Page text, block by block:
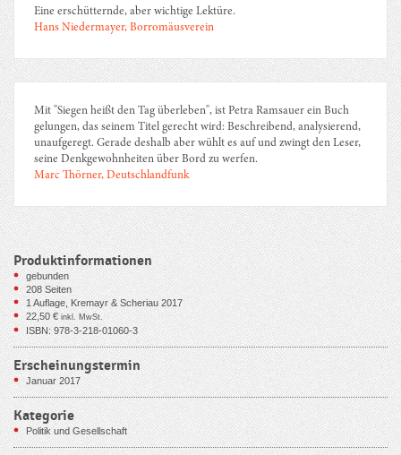
Eine erschütternde, aber wichtige Lektüre.
Hans Niedermayer, Borromäusverein
Mit "Siegen heißt den Tag überleben", ist Petra Ramsauer ein Buch
gelungen, das seinem Titel gerecht wird: Beschreibend, analysierend,
unaufgeregt. Gerade deshalb aber wühlt es auf und zwingt den Leser,
seine Denkgewohnheiten über Bord zu werfen.
Marc Thörner, Deutschlandfunk
Produktinformationen
gebunden
208Seiten
1 Auflage, Kremayr & Scheriau 2017
22,50€ inkl. MwSt.
ISBN: 978-3-218-01060-3
Erscheinungstermin
Januar 2017
Kategorie
Politik und Gesellschaft